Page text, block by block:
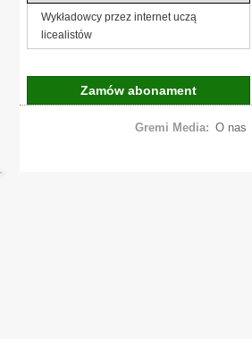
Wykładowcy przez internet uczą
licealistów
Zamów abonament
Gremi Media: O nas